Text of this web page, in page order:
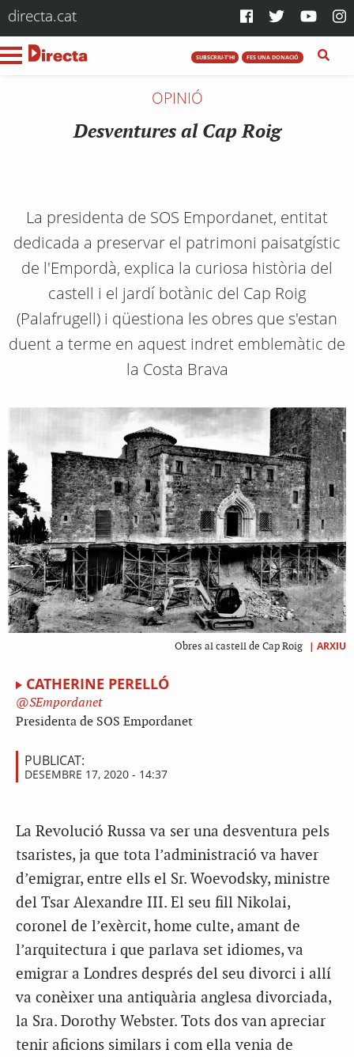
directa.cat
SUBSCRIU-T'HI FES UNA DONACIÓ
OPINIÓ
Desventures al Cap Roig
La presidenta de SOS Empordanet, entitat
dedicada a preservar el patrimoni paisatgístic
de l'Empordà, explica la curiosa història del
castell i el jardí botànic del Cap Roig
(Palafrugell) i qüestiona les obres que s'estan
duent a terme en aquest indret emblemàtic de
la Costa Brava
Obres al castell de Cap Roig | ARXIU
CATHERINE PERELLÓ
SEmpordanet
Presidenta de SOS Empordanet
PUBLICAT:
DESEMBRE 17, 2020 - 14:37
La Revolució Russa va ser una desventura pels
tsaristes, ja que tota l’administració va haver
d’emigrar, entre ells el Sr. Woevodsky, ministre
del Tsar Alexandre III. El seu fill Nikolai,
coronel de l’exèrcit, home culte, amant de
l’arquitectura i que parlava set idiomes, va
emigrar a Londres després del seu divorci i allí
va conèixer una antiquària anglesa divorciada,
la Sra. Dorothy Webster. Tots dos van apreciar
tenir aficions similars i com ella venia de